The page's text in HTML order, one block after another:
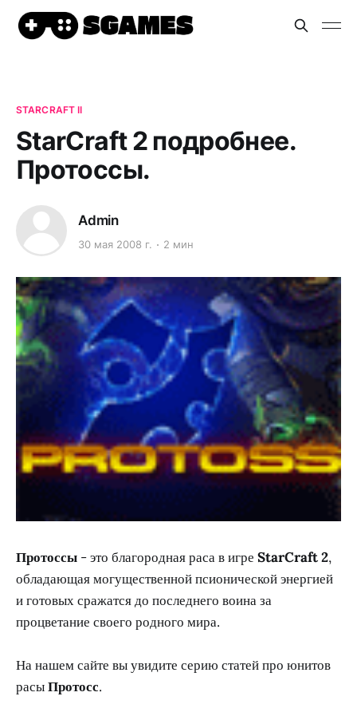
STARCRAFT II
StarCraft 2 подробнее.
Протоссы.
Admin
30 мая 2008 г. 2 мин
Протоссы - это благородная раса в игре StarCraft 2,
обладающая могущественной псионической энергией
и готовых сражатся до последнего воина за
процветание своего родного мира.
На нашем сайте вы увидите серию статей про юнитов
расыПротосс.